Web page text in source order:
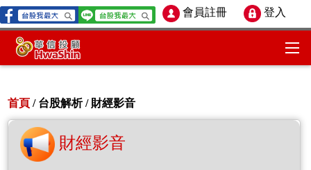
會員註冊 登入
首頁 / 台股解析 / 財經影音
財經影音